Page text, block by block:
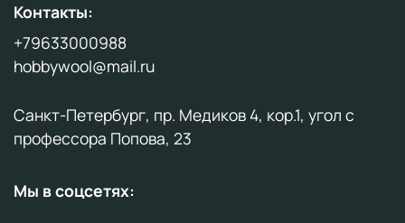
Контакты:
+79633000988
hobbywool@mail.ru
Санкт-Петербург, пр. Медиков 4, кор.1, угол с
профессора Попова, 23
Мы в соцсетях: